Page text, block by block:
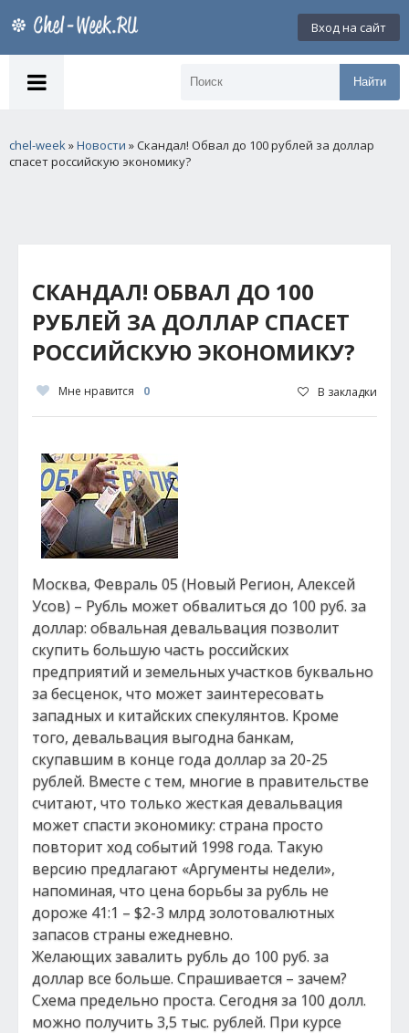
Вход на сайт
Найти
chel-week»Новости » Скандал! Обвал до 100 рублей за доллар
спасет российскую экономику?
СКАНДАЛ! ОБВАЛ ДО 100
РУБЛЕЙ ЗА ДОЛЛАР СПАСЕТ
РОССИЙСКУЮ ЭКОНОМИКУ?
Мне нравится 0 В закладки
Москва, Февраль 05 (Новый Регион, Алексей
Усов) – Рубль может обвалиться до 100 руб. за
доллар: обвальная девальвация позволит
скупить большую часть российских
предприятий и земельных участков буквально
за бесценок, что может заинтересовать
западных и китайских спекулянтов. Кроме
того, девальвация выгодна банкам,
скупавшим в конце года доллар за 20-25
рублей. Вместе с тем, многие в правительстве
считают, что только жесткая девальвация
может спасти экономику: страна просто
повторит ход событий 1998 года. Такую
версию предлагают «Аргументы недели»,
напоминая, что цена борьбы за рубль не
дороже 41:1 – $2-3 млрд золотовалютных
запасов страны ежедневно.
Желающих завалить рубль до 100 руб. за
доллар все больше. Спрашивается – зачем?
Схема предельно проста. Сегодня за 100 долл.
можно получить 3,5 тыс. рублей. При курсе